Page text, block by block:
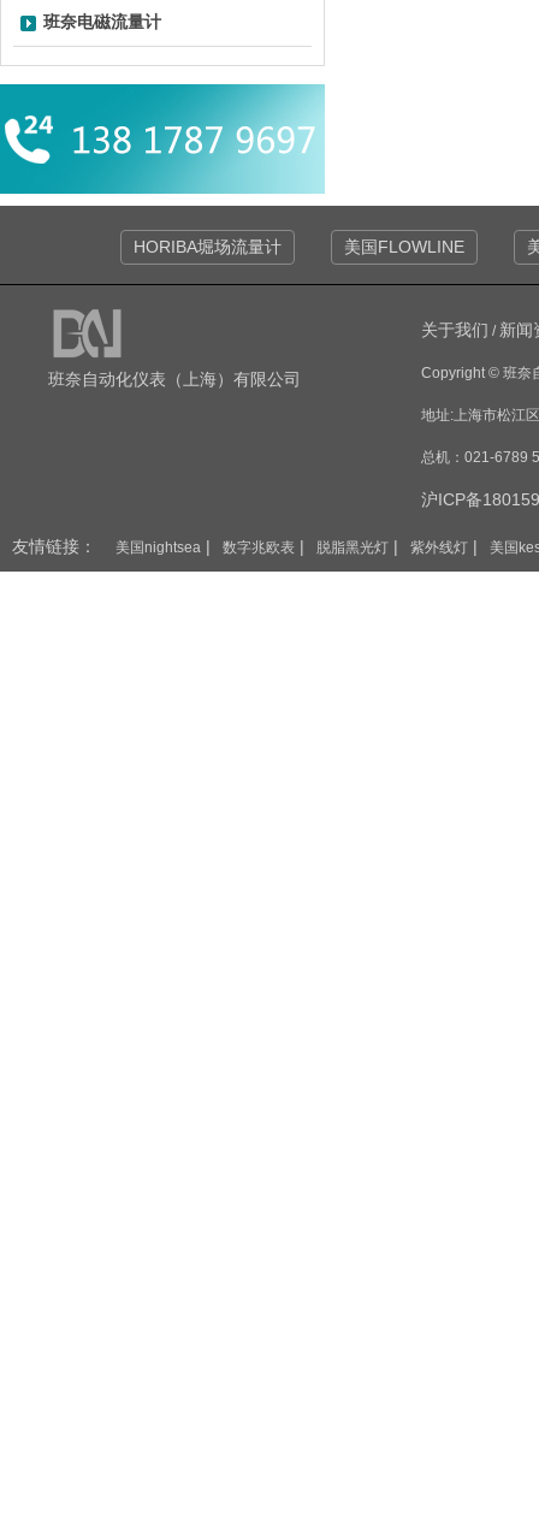
班奈电磁流量计
HORIBA堀场流量计 美国FLOWLINE
班奈自动化仪表（上海）有限公司
关于我们 / 新闻
Copyright© 班奈
地址:上海市松江
总机：021-6789
沪ICP备
友情链接： 美国nightsea | 数字兆欧表 | 脱脂黑光灯 | 紫外线灯 | 美国